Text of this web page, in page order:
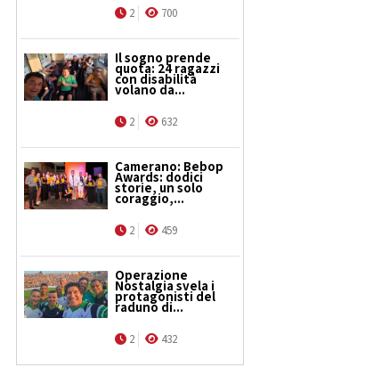
2 700
Il sogno prende
quota: 24 ragazzi
con disabilità
volano da...
2 632
Camerano: Bebop
Awards: dodici
storie, un solo
coraggio,...
2 459
Operazione
Nostalgia svela i
protagonisti del
raduno di...
2 432